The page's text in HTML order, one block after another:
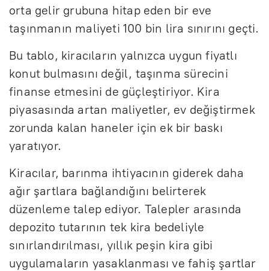
orta gelir grubuna hitap eden bir eve
taşınmanın maliyeti 100 bin lira sınırını geçti.
Bu tablo, kiracıların yalnızca uygun fiyatlı
konut bulmasını değil, taşınma sürecini
finanse etmesini de güçleştiriyor. Kira
piyasasında artan maliyetler, ev değiştirmek
zorunda kalan haneler için ek bir baskı
yaratıyor.
Kiracılar, barınma ihtiyacının giderek daha
ağır şartlara bağlandığını belirterek
düzenleme talep ediyor. Talepler arasında
depozito tutarının tek kira bedeliyle
sınırlandırılması, yıllık peşin kira gibi
uygulamaların yasaklanması ve fahiş şartlar